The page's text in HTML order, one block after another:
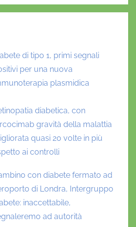
di tipo 1, primi segnali
per una nuova
plasmidica
diabetica, con
gravità della malattia
quasi 20 volte in più
ai controlli
con diabete fermato ad
di Londra, Intergruppo
inaccettabile,
ad autorità